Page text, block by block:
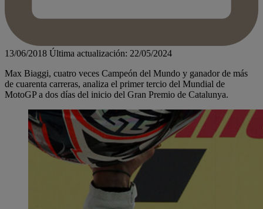
13/06/2018 Última actualización: 22/05/2024
Max Biaggi, cuatro veces Campeón del Mundo y ganador de más
de cuarenta carreras, analiza el primer tercio del Mundial de
MotoGP a dos días del inicio del Gran Premio de Catalunya.